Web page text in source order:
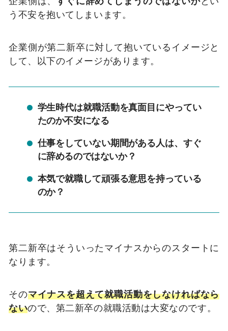
う不安を抱いてしまいます。
企業側が第二新卒に対して抱いているイメージと
して、以下のイメージがあります。
学生時代は就職活動を真面目にやってい
たのか不安になる
仕事をしていない期間がある人は、すぐ
に辞めるのではないか？
本気で就職して頑張る意思を持っている
のか？
第二新卒はそういったマイナスからのスタートに
なります。
そのマイナスを超えて就職活動をしなければなら
ないので、第二新卒の就職活動は大変なのです。